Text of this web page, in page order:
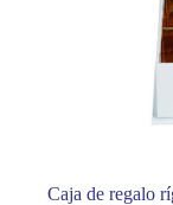
Caja de regalo